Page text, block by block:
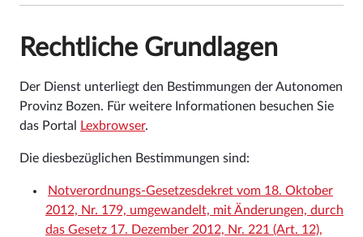
Rechtliche Grundlagen
Der Dienst unterliegt den Bestimmungen der Autonomen
Provinz Bozen. Für weitere Informationen besuchen Sie
das Portal
Lexbrowser.
Die diesbezüglichen Bestimmungen sind:
Notverordnungs-Gesetzesdekret vom 18. Oktober
2012, Nr. 179, umgewandelt, mit Änderungen, durch
das Gesetz 17. Dezember 2012, Nr. 221 (Art. 12),